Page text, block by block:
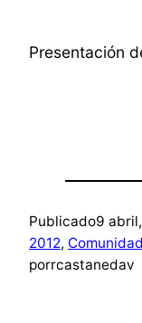
Presentación
Publicado9
2012,
porrcastanedav